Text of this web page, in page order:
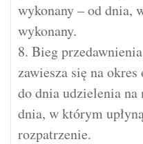
wykonany – od dnia,
wykonany.
8. Bieg
zawiesza się na
do dnia udzielenia
dnia, w którym
rozpatrzenie.